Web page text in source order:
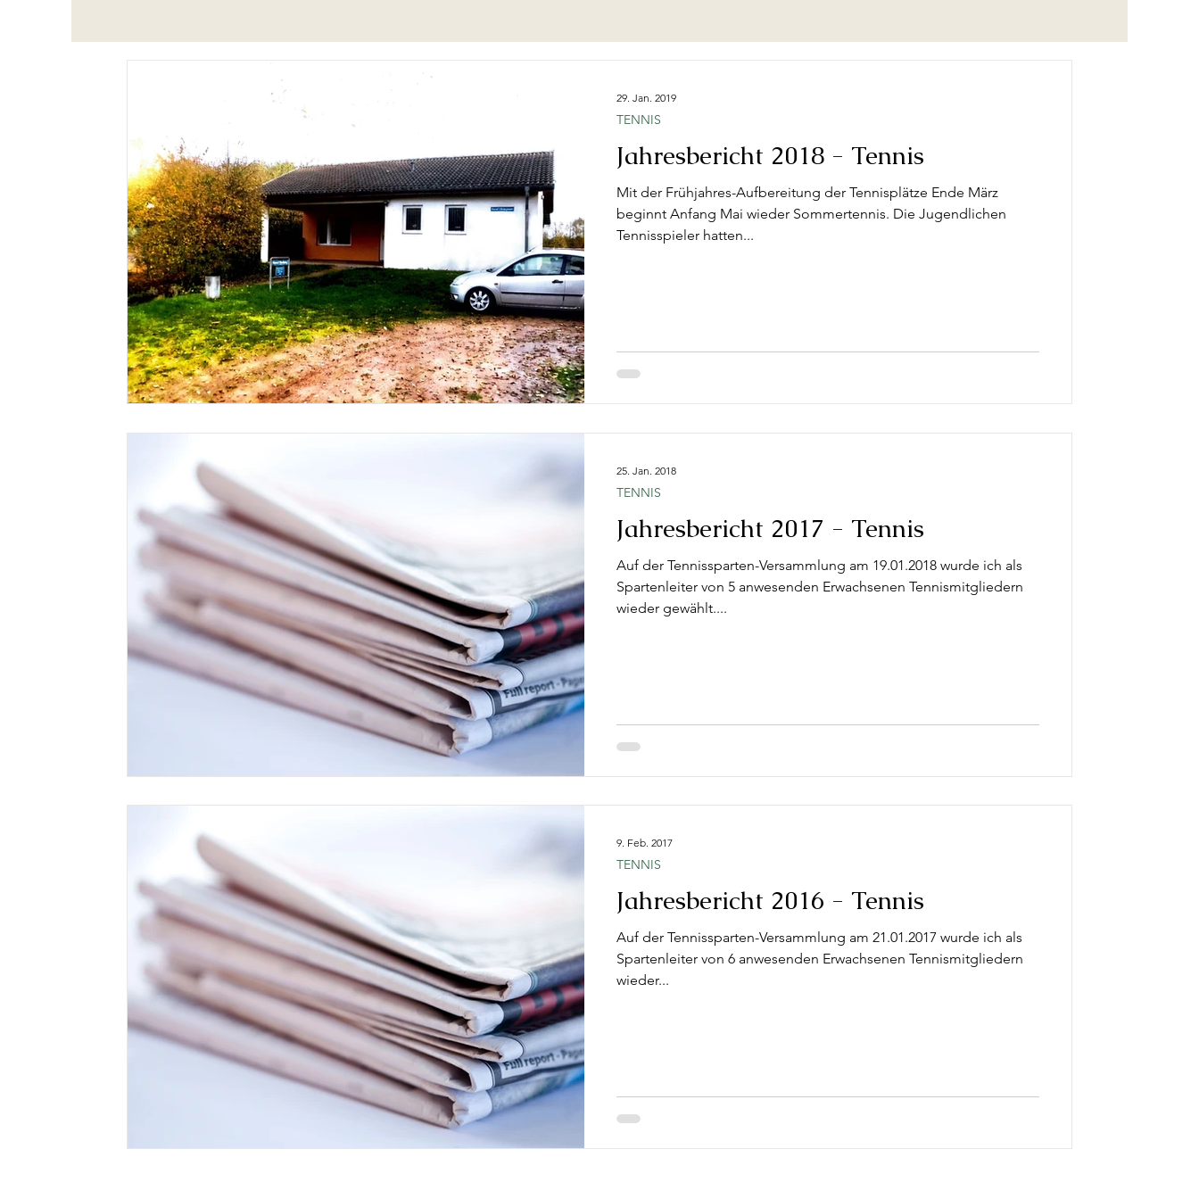
Jahresbericht 2018 - Tennis
Mit der Frühjahres-Aufbereitung der Tennisplätze Ende März
beginnt Anfang Mai wieder Sommertennis. Die Jugendlichen
Tennisspieler hatten...
TENNIS
29. Jan. 2019
Jahresbericht 2017 - Tennis
Auf der Tennissparten-Versammlung am 19.01.2018 wurde ich als
Spartenleiter von 5 anwesenden Erwachsenen Tennismitgliedern
wieder gewählt....
TENNIS
25. Jan. 2018
Jahresbericht 2016 - Tennis
Auf der Tennissparten-Versammlung am 21.01.2017 wurde ich als
Spartenleiter von 6 anwesenden Erwachsenen Tennismitgliedern
wieder...
TENNIS
9. Feb. 2017